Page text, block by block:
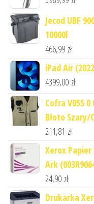
Jecod UBF
10000l
466,99 zł
iPad Air
4399,00 zł
Cofra V055
Błoto Szary/
211,81 zł
Xerox
Ark
24,90 zł
Drukarka